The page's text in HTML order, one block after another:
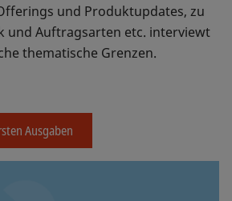
und Produktupdates, zu
und Auftragsarten etc. interviewt
thematische Grenzen.
Ausgaben